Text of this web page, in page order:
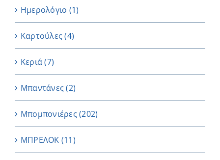
Ημερολόγιο (1)
Καρτούλες (4)
Κεριά (7)
Μπαντάνες (2)
Μπομπονιέρες(202)
ΜΠΡΕΛΟΚ (11)